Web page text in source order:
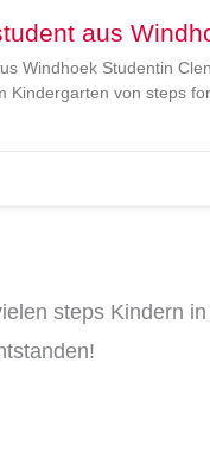
aus
Windhoek Studentin
Kindergarten von steps
steps Kindern